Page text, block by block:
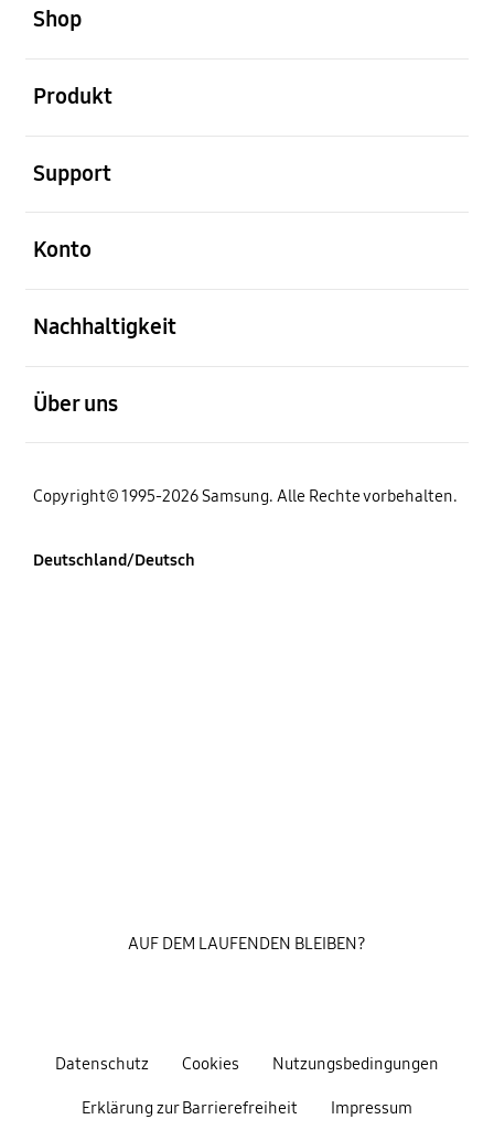
Shop
Produkt
Support
Konto
Nachhaltigkeit
Über uns
Copyright© 1995-2026 Samsung. Alle Rechte vorbehalten.
Deutschland/Deutsch
Datenschutz Cookies Nutzungsbedingungen
Erklärung zur Barrierefreiheit Impressum
AUF DEM LAUFENDEN BLEIBEN?